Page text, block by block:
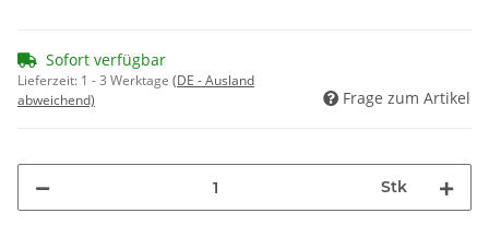
Sofort verfügbar
Lieferzeit: 1 - 3 Werktage (DE - Ausland
abweichend)
Frage zum Artikel
Stk